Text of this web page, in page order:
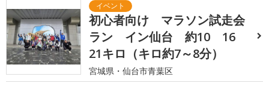
初心者向け マラソン試走会
ラン イン仙台 約10 16
21キロ（キロ約7～8分）
宮城県・仙台市青葉区